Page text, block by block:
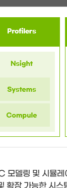
링 및 시뮬레이
장 가능한 시스